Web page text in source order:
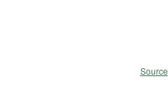
Source